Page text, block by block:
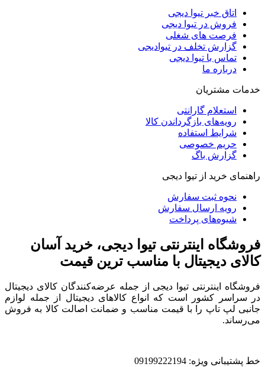
اتاق خبر تیوا دیجی
فروش در تیوا دیجی
فرصت های شغلی
گزارش تخلف در تیوادیجی
تماس با تیوا دیجی
درباره ما
خدمات مشتریان
استعلام گارانتی
رویه‌های بازگرداندن کالا
شرایط استفاده
حریم خصوصی
گزارش باگ
راهنمای خرید از تیوا دیجی
نحوه ثبت سفارش
رویه ارسال سفارش
شیوه‌های پرداخت
فروشگاه اینترنتی تیوا دیجی، خرید آسان
کالای دیجیتال با مناسب ترین قیمت
فروشگاه اینترنتی تیوا دیجی از جمله عرضه‌کنندگان کالای دیجیتال
در سراسر کشور است که انواع کالاهای دیجیتال از جمله لوازم
جانبی لپ تاپ را با قیمت مناسب و ضمانت اصالت کالا به فروش
می‌رساند.
خط پشتیبانی ویژه: 09199222194